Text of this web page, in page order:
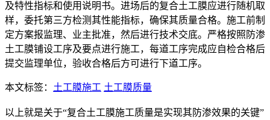
及特性指标和使用说明书。进场后的复合土工膜应进行随机取
样，委托第三方检测其性能指标，确保其质量合格。施工前制
定方案报监理、业主批准，然后进行技术交底。严格按照防渗
土工膜铺设工序及要点进行施工，每道工序完成应自检合格后
提交监理单位，验收合格后方可进行下道工序。
本文标签： 土工膜施工 土工膜质量
以上就是关于“复合土工膜施工质量是实现其防渗效果的关键”